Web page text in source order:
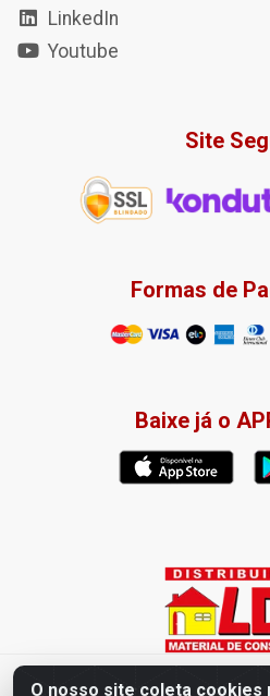
O nosso site coleta cookies
LinkedIn
Youtube
Site
Formas de
Baixe já o
Distribuidora LDF - Av. Presidente